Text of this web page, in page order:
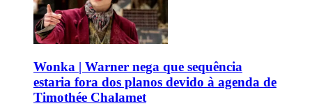
Wonka | Warner nega que sequência
estaria fora dos planos devido à agenda de
Timothée Chalamet